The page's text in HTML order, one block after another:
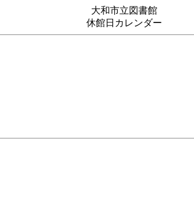
大和市立図書館
休館日カレンダー